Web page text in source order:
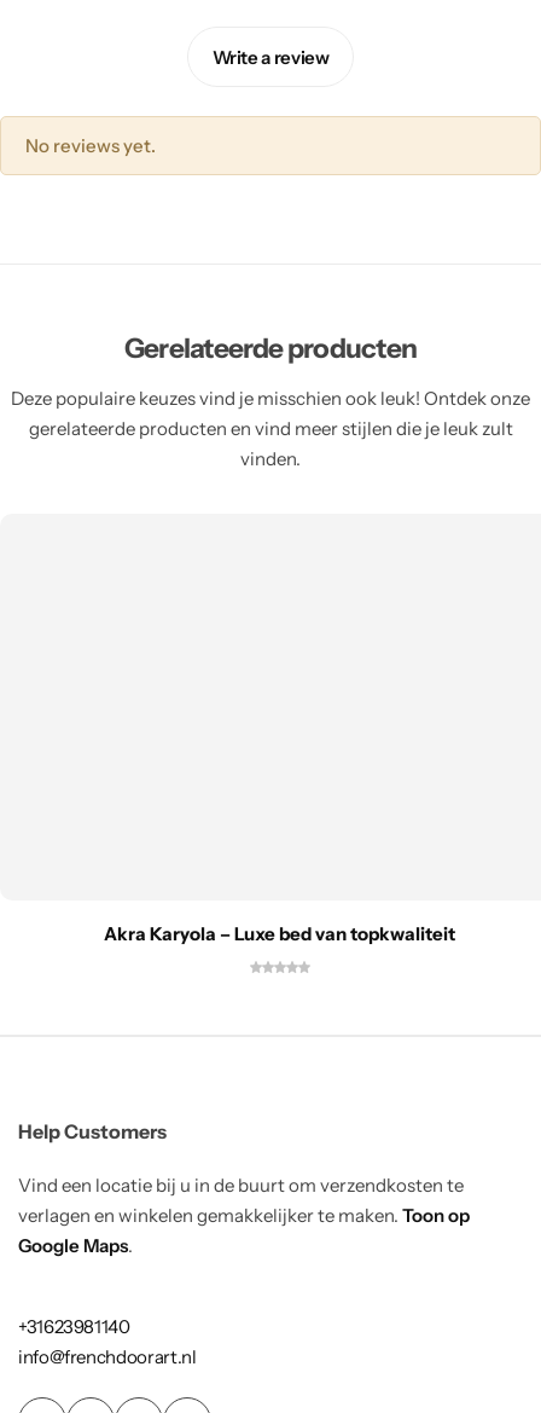
Write a review
No reviews yet.
Gerelateerde producten
Deze populaire keuzes vind je misschien ook leuk! Ontdek onze
gerelateerde producten en vind meer stijlen die je leuk zult
vinden.
Akra Karyola – Luxe bed van topkwaliteit
Help Customers
Vind een locatie bij u in de buurt om verzendkosten te
verlagen en winkelen gemakkelijker te maken. Toon op
Google Maps.
+31623981140
info@frenchdoorart.nl